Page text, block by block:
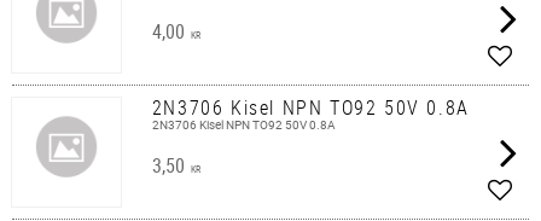
4,00 KR
2N3706 Kisel NPN TO92 50V 0.8A
2N3706 Kisel NPN TO92 50V 0.8A
3,50 KR